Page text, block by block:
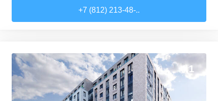
128,24–158,17м² 12 предложений
3-комн. кв. от149 050 000 ₽
135,5 – 465,68м² 20 предложений
+7 (812) 213-48-..
4,1